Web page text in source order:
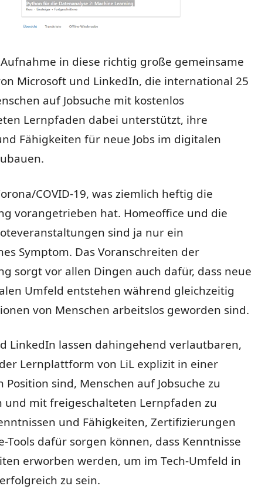
in diese richtig große gemeinsame
Microsoft und LinkedIn, die international 25
auf Jobsuche mit kostenlos
Lernpfaden dabei unterstützt, ihre
Fähigkeiten für neue Jobs im digitalen
COVID-19, was ziemlich heftig die
vorangetrieben hat. Homeoffice und die
sind ja nur ein
Symptom. Das Voranschreiten der
sorgt vor allen Dingen auch dafür, dass neue
Umfeld entstehen während gleichzeitig
von Menschen arbeitslos geworden sind.
LinkedIn lassen dahingehend verlautbaren,
Lernplattform von LiL explizit in einer
sind, Menschen auf Jobsuche zu
und mit freigeschalteten Lernpfaden zu
und Fähigkeiten, Zertifizierungen
Tools dafür sorgen können, dass Kenntnisse
erworben werden, um im Tech-Umfeld in
zu sein.